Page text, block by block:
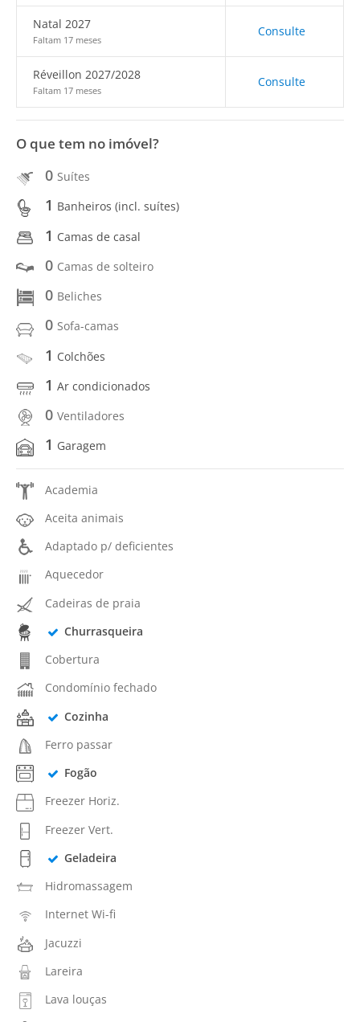
Natal 2027
Faltam 17 meses
Consulte
Réveillon 2027/2028
Faltam 17 meses
Consulte
O que tem no imóvel?
0 Suítes
1 Banheiros (incl. suítes)
1 Camas de casal
0 Camas de solteiro
0 Beliches
0 Sofa-camas
1 Colchões
1 Ar condicionados
0 Ventiladores
1 Garagem
Academia
Aceita animais
Adaptado p/ deficientes
Aquecedor
Cadeiras de praia
Churrasqueira
Cobertura
Condomínio fechado
Cozinha
Ferro passar
Fogão
Freezer Horiz.
Freezer Vert.
Geladeira
Hidromassagem
Internet Wi-fi
Jacuzzi
Lareira
Lava louças